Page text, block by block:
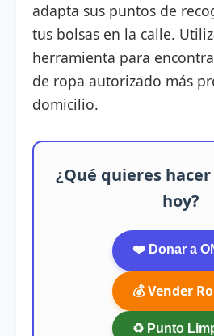
adapta sus puntos de
tus bolsas en la calle.
herramienta para
de ropa autorizado más
domicilio.
¿Qué quieres
hoy?
❤️ Donar a
💰 Vender
♻️ Punto